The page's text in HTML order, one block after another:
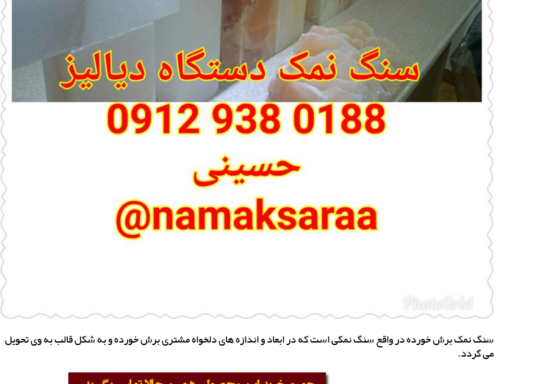
سنگ نمک برش خورده در واقع سنگ نمکی است که در ابعاد و اندازه های دلخواه مشتری برش خورده و به شکل قالب به وی تحویل
می گردد.